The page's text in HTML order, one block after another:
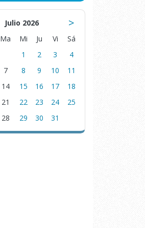
Julio 2026 >
Ma Mi Ju Vi
Sá
1
2 3
4
7 8 9 10
11
14 15 16 17
18
21 22 23 24
25
28 29 30 31